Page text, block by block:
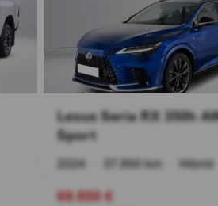
Lexus Seria RX 350h
Sport
2024 37.850 km Hibrid
69.850 €